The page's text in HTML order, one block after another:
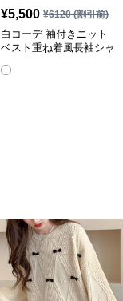
¥5,500 ¥6120(割引前)
白コーデ 袖付きニット
ベスト重ね着風長袖シャ